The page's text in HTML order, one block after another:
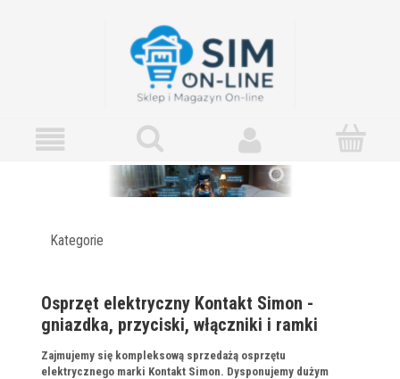
Kategorie
Osprzęt elektryczny Kontakt Simon -
gniazdka, przyciski, włączniki i ramki
Zajmujemy się kompleksową sprzedażą osprzętu
elektrycznego marki Kontakt Simon. Dysponujemy dużym